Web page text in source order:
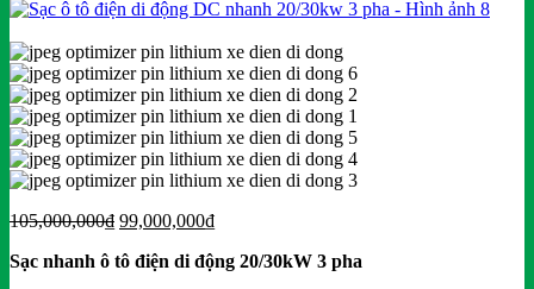
105,000,000₫ Giá
là:
99,000,000₫Giá
tại
Sạc nhanh ô tô điện di động 20/30kW 3 pha